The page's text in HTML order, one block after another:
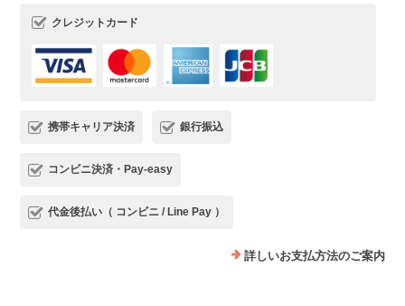
クレジットカード
携帯キャリア決済 銀行振込
コンビニ決済・Pay-easy
代金後払い（ コンビニ / Line Pay ）
詳しいお支払方法のご案内